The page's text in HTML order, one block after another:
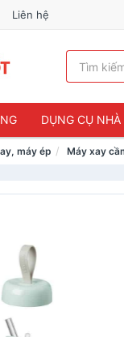
Liên hệ
DỤNG CỤ NHÀ
máy ép Máy xay